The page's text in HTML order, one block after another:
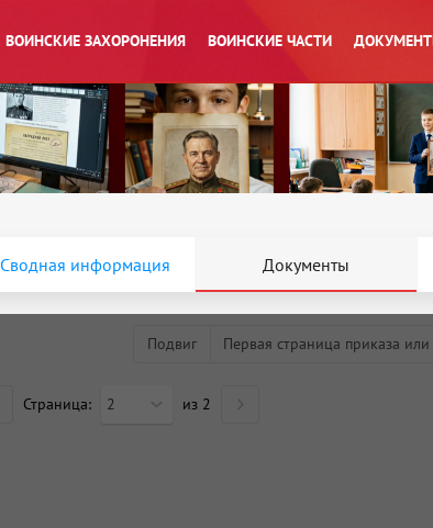
ВОИНСКИЕ ЗАХОРОНЕНИЯ ВОИНСКИЕ ЧАСТИ
Сводная информация Документы
Подвиг Первая страница приказа или
Страница: 2 из 2